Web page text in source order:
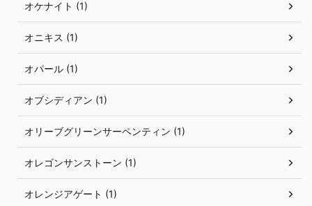
オケナイト (1)
オニキス (1)
オパール (1)
オブシディアン (1)
オリーブグリーンサーペンティン (1)
オレゴンサンストーン (1)
オレンジアゲート (1)